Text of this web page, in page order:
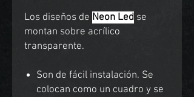
Los diseños de Neon Led se
montan sobre acrílico
transparente.
Son de fácil instalación. Se
colocan como un cuadro y se